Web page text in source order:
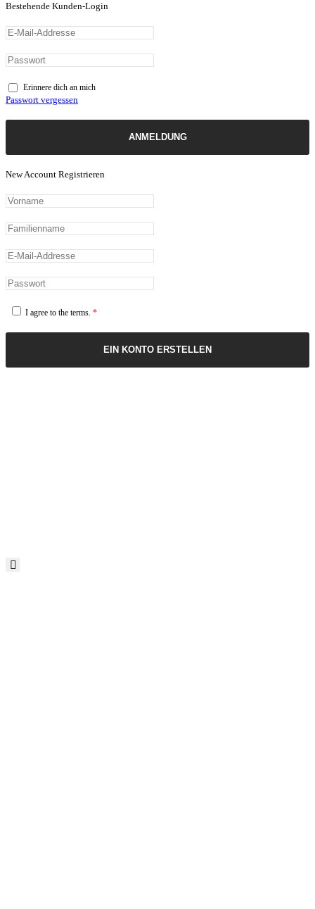
Bestehende Kunden-Login
Erinnere dich an mich
Passwort vergessen
ANMELDUNG
New Account Registrieren
I agree to the terms. *
EIN KONTO ERSTELLEN